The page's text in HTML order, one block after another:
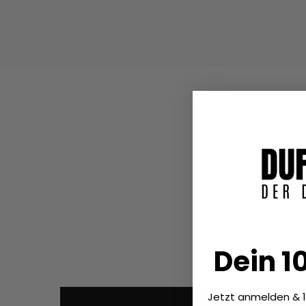
Dein
Jetzt anmelden &